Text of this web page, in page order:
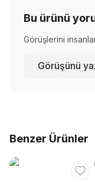
Bu ürünü
Görüşlerini
Görüşünü
Benzer Ürünler